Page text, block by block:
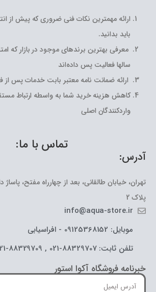
ارائه مهمترین نکات فنی ضروری که پیش از
باید بدانید.
معرفی بهترین برندهای موجود در بازار که
سالها فعالیت پس داده‌اند
ارائه ضمانت نامه معتبر بابت خدمات پس از
کاهش هزینه خرید شما به واسطه ارتباط مستقیم
واردکنندگان اصلی
تماس با ما:
آدرس:
تهران، خیابان طالقانی، بعد از چهارراه مفتح،
پلاک 2
info@aqua-store.ir
موبایل: 09125368152 - افراسیابی
تلفن ثابت: 88329707-021 , 88329709-021
خبرنامه فروشگاه آکوا استور